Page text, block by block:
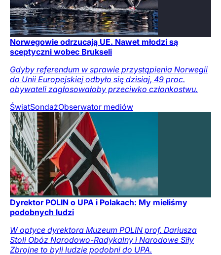
Norwegowie odrzucają UE. Nawet młodzi są
sceptyczni wobec Brukseli
Gdyby referendum w sprawie przystąpienia Norwegii
do Unii Europejskiej odbyło się dzisiaj, 49 proc.
obywateli zagłosowałoby przeciwko członkostwu.
ŚwiatSondażObserwator mediów
Dyrektor POLIN o UPA i Polakach: My mieliśmy
podobnych ludzi
W optyce dyrektora Muzeum POLIN prof. Dariusza
Stoli Obóz Narodowo-Radykalny i Narodowe Siły
Zbrojne to byli ludzie podobni do UPA.